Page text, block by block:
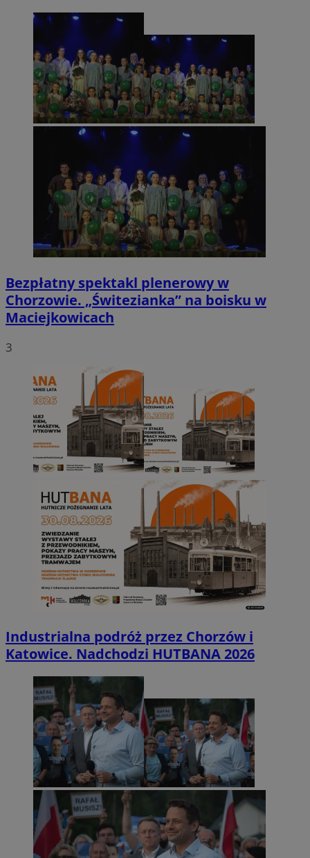
Bezpłatny spektakl plenerowy w
Chorzowie. „Świtezianka” na boisku w
Maciejkowicach
3
Industrialna podróż przez Chorzów i
Katowice. Nadchodzi HUTBANA 2026